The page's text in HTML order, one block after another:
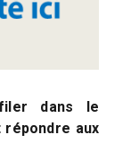
dans le
aux